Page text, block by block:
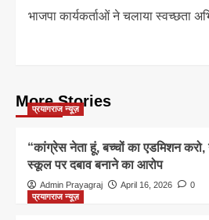
भाजपा कार्यकर्ताओं ने चलाया स्वच्छता
More Stories
प्रयागराज न्यूज़
“कांग्रेस नेता हूं, बच्चों का एडमिशन करो,
स्कूल पर दबाव बनाने का आरोप
Admin Prayagraj April 16, 2026
0
प्रयागराज न्यूज़